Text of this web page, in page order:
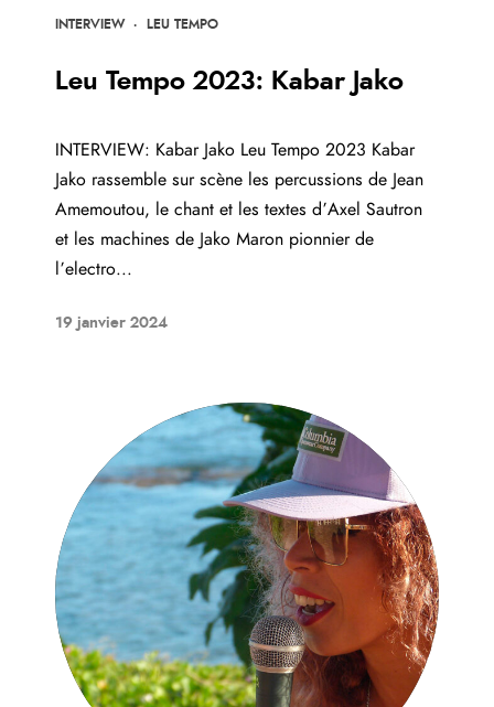
INTERVIEW· LEU TEMPO
Leu Tempo 2023: Kabar Jako
INTERVIEW: Kabar Jako Leu Tempo 2023 Kabar
Jako rassemble sur scène les percussions de Jean
Amemoutou, le chant et les textes d’Axel Sautron
et les machines de Jako Maron pionnier de
l’electro...
19 janvier 2024